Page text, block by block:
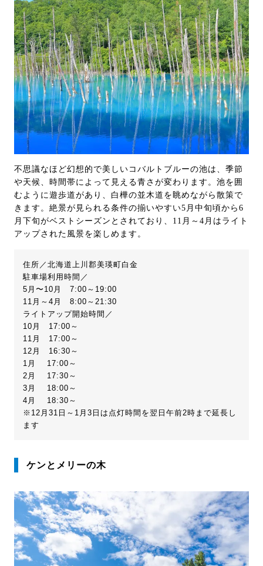
不思議なほど幻想的で美しいコバルトブルーの池は、季節
や天候、時間帯によって見える青さが変わります。池を囲
むように遊歩道があり、白樺の並木道を眺めながら散策で
きます。絶景が見られる条件の揃いやすい5月中旬頃から6
月下旬がベストシーズンとされており、11月～4月はライト
アップされた風景を楽しめます。
住所／北海道上川郡美瑛町白金
駐車場利用時間／
5月〜10月 7:00～19:00
11月～4月 8:00～21:30
ライトアップ開始時間／
10月 17:00～
11月 17:00～
12月 16:30～
1月 17:00～
2月 17:30～
3月 18:00～
4月 18:30～
※12月31日～1月3日は点灯時間を翌日午前2時まで延長し
ます
ケンとメリーの木